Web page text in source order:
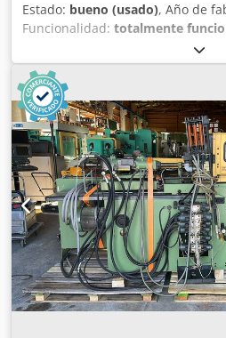
Estado: bueno (usado), Año de
Funcionalidad: totalmente
,
longitud total:2.500 mm, ancho
total:2.500 mm
(53,03 CV), frecuencia de
entrada:400 V, corriente de
controles:SELOGICA, tensión de
ALLROUNDER 220 S 180-70,
Corriente nominal del calentador
sistema de extracción, fabricante
Atención: el artículo debe
03.09.2026 en una fecha que
Dcodpozldp Rjfx Akrjk FCA D-
en un camión.